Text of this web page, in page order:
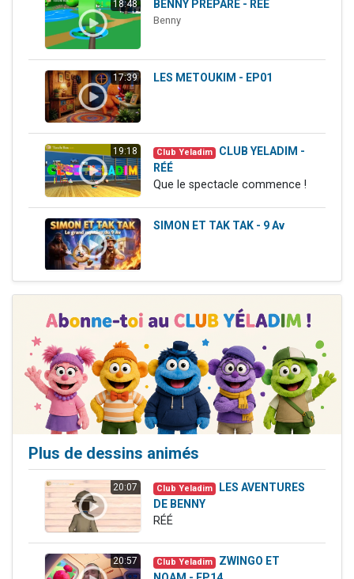
Il reste 49 places pour étudier en groupe sur Zoom
3 personnes viennent de nous rejoindre sur WhatsApp
18:48 BENNY PREPARE - RÉÉ
Benny
17:39 LES METOUKIM - EP01
19:18 Club Yeladim
CLUB YELADIM -
RÉÉ
Que le spectacle commence !
SIMON ET TAK TAK - 9 Av
Plus de dessins animés
20:07 Club Yeladim
LES AVENTURES
DE BENNY
RÉÉ
20:57 Club Yeladim
ZWINGO ET